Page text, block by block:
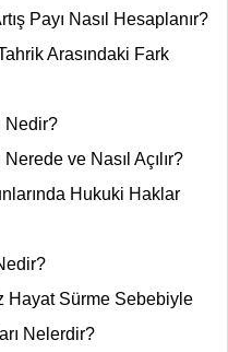
Payı Nasıl Hesaplanır?
Arasındaki Fark
Nedir?
Nerede ve Nasıl Açılır?
Hukuki Haklar
Hayat Sürme Sebebiyle
Nelerdir?